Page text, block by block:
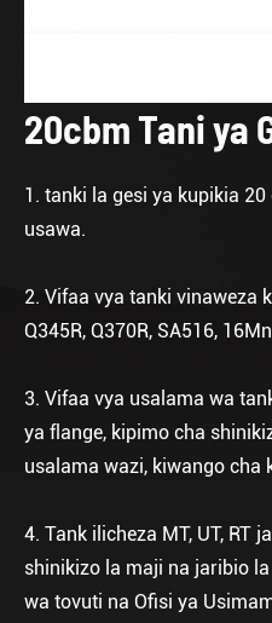
20cbm Tani ya
1. tanki la gesi ya kupikia
usawa.
2. Vifaa vya tanki vinaweza
Q345R, Q370R, SA516,
3. Vifaa vya usalama wa
ya flange, kipimo cha
usalama wazi, kiwango cha
4. Tank ilicheza MT, UT, RT
shinikizo la maji na jaribio
wa tovuti na Ofisi ya